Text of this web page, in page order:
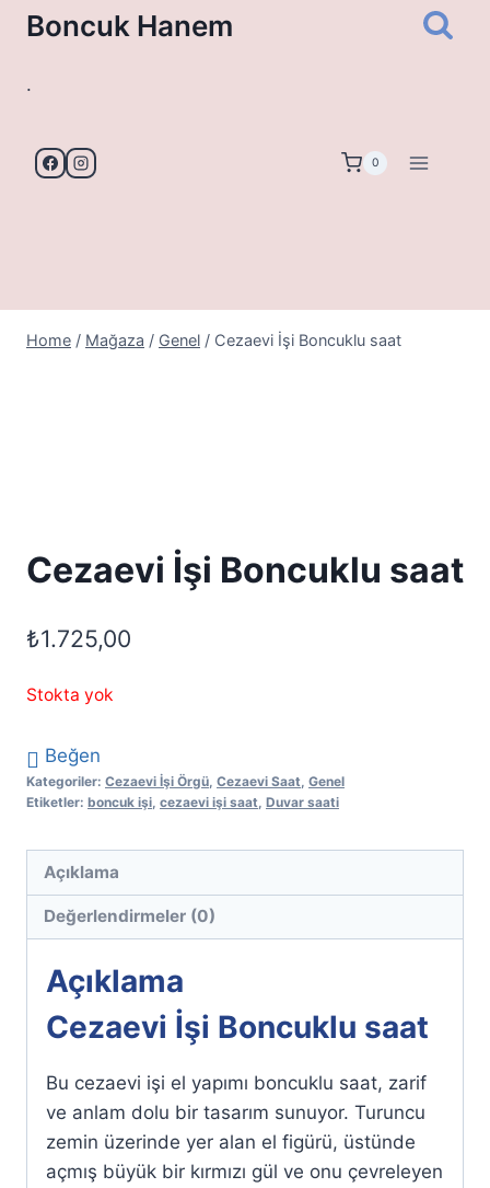
SkipBoncuk Hanem
.
0
Home / Mağaza / Genel / Cezaevi İşi Boncuklu saat
Cezaevi İşi Boncuklu saat
₺1.725,00
Stokta yok
Beğen
Kategoriler: Cezaevi İşi Örgü, Cezaevi Saat, Genel
Etiketler: boncuk işi, cezaevi işi saat, Duvar saati
Açıklama
Değerlendirmeler (0)
Açıklama
Cezaevi İşi Boncuklu saat
Bu cezaevi işi el yapımı boncuklu saat, zarif
ve anlam dolu bir tasarım sunuyor. Turuncu
zemin üzerinde yer alan el figürü, üstünde
açmış büyük bir kırmızı gül ve onu çevreleyen